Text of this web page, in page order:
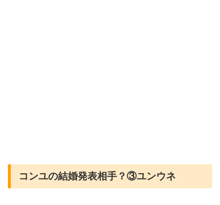
コンユの結婚発表相手？③ユンウネ